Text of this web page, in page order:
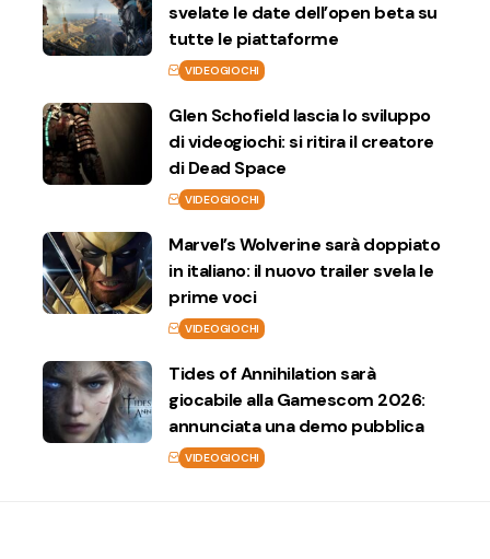
svelate le date dell’open beta su
tutte le piattaforme
VIDEOGIOCHI
Glen Schofield lascia lo sviluppo
di videogiochi: si ritira il creatore
di Dead Space
VIDEOGIOCHI
Marvel’s Wolverine sarà doppiato
in italiano: il nuovo trailer svela le
prime voci
VIDEOGIOCHI
Tides of Annihilation sarà
giocabile alla Gamescom 2026:
annunciata una demo pubblica
VIDEOGIOCHI